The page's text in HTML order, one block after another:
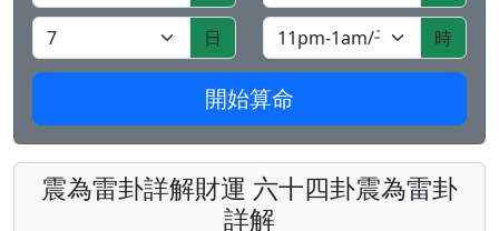
日 時
開始算命
震為雷卦詳解財運 六十四卦震為雷卦
詳解